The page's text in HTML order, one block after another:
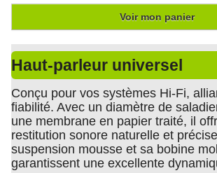
Voir mon panier
Haut-parleur universel
Conçu pour vos systèmes Hi-Fi,
fiabilité. Avec un diamètre de
une membrane en papier traité, il
restitution sonore naturelle et
suspension mousse et sa bobine
garantissent une excellente